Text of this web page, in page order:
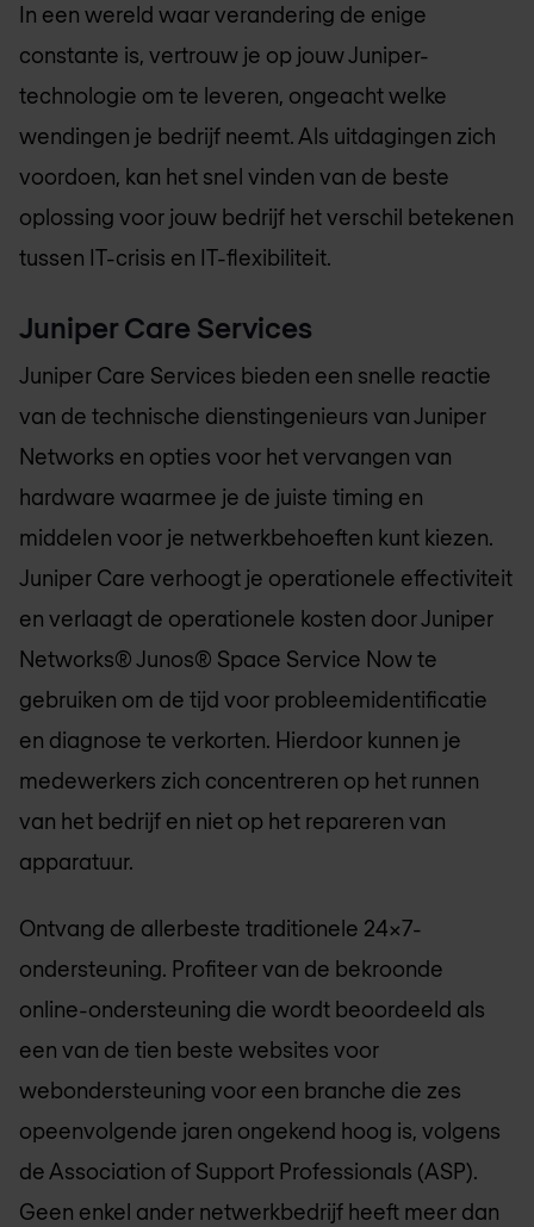
In een wereld waar verandering de enige
constante is, vertrouw je op jouw Juniper-
technologie om te leveren, ongeacht welke
wendingen je bedrijf neemt. Als uitdagingen zich
voordoen, kan het snel vinden van de beste
oplossing voor jouw bedrijf het verschil betekenen
tussen IT-crisis en IT-flexibiliteit.
Juniper Care Services
Juniper Care Services bieden een snelle reactie
van de technische dienstingenieurs van Juniper
Networks en opties voor het vervangen van
hardware waarmee je de juiste timing en
middelen voor je netwerkbehoeften kunt kiezen.
Juniper Care verhoogt je operationele effectiviteit
en verlaagt de operationele kosten door Juniper
Networks® Junos® Space Service Now te
gebruiken om de tijd voor probleemidentificatie
en diagnose te verkorten. Hierdoor kunnen je
medewerkers zich concentreren op het runnen
van het bedrijf en niet op het repareren van
apparatuur.
Ontvang de allerbeste traditionele 24x7-
ondersteuning. Profiteer van de bekroonde
online-ondersteuning die wordt beoordeeld als
een van de tien beste websites voor
webondersteuning voor een branche die zes
opeenvolgende jaren ongekend hoog is, volgens
de Association of Support Professionals (ASP).
Geen enkel ander netwerkbedrijf heeft meer dan